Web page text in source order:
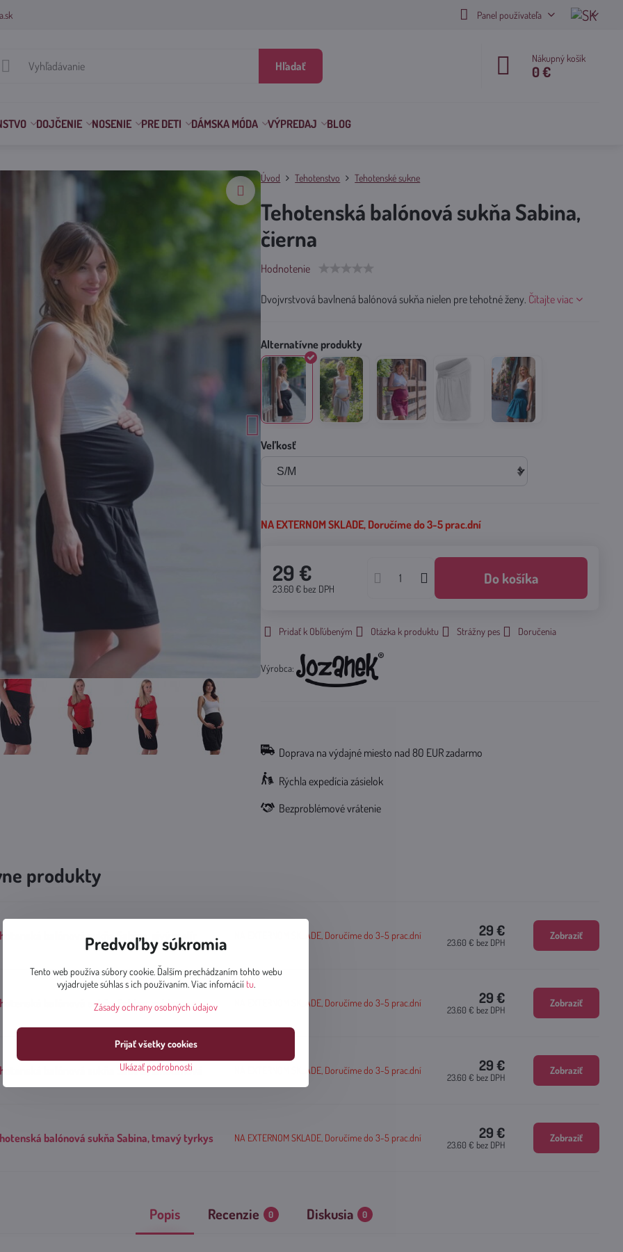
Panel používateľa
Hľadať
Nákupný košík
0 €
DOJČENIE NOSENIE PRE DETI DÁMSKA MÓDA VÝPREDAJ BLOG
Úvod Tehotenstvo Tehotenské sukne
Tehotenská balónová sukňa Sabina,
čierna
Hodnotenie
Dvojvrstvová bavlnená balónová sukňa nielen pre tehotné ženy. Čítajte viac
Veľkosť
NA EXTERNOM SKLADE, Doručíme do 3-5 prac.dní
29 €
23.60 € bez DPH
Do košíka
Pridať k Obľúbeným Otázka k produktu Strážny pes Doručenia
Výrobca:
Doprava na výdajné miesto nad 80 EUR zadarmo
Rýchla expedícia zásielok
Bezproblémové vrátenie
Popis Recenzie 0 Diskusia 0
produkty
balónová sukňa Sabina, sivý melír NA EXTERNOM SKLADE, Doručíme do 3-5 prac.dní 29 €
23.60 € bez DPH
Zobraziť
balónová sukňa Sabina, cyklamen NA EXTERNOM SKLADE, Doručíme do 3-5 prac.dní 29 €
23.60 € bez DPH
Zobraziť
balónová sukňa Sabina, smotanová NA EXTERNOM SKLADE, Doručíme do 3-5 prac.dní 29 €
23.60 € bez DPH
Zobraziť
balónová sukňa Sabina, tmavý tyrkys NA EXTERNOM SKLADE, Doručíme do 3-5 prac.dní 29 €
23.60 € bez DPH
Zobraziť
Predvoľby súkromia
Tento web používa súbory cookie. Ďalším prechádzaním tohto webu
vyjadrujete súhlas s ich používaním. Viac infomáciítu.
Zásady ochrany osobných údajov
Ukázať podrobnosti
Prijať všetky cookies